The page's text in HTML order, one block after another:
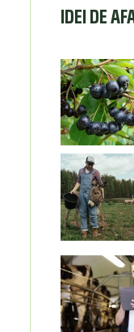
IDEI DE